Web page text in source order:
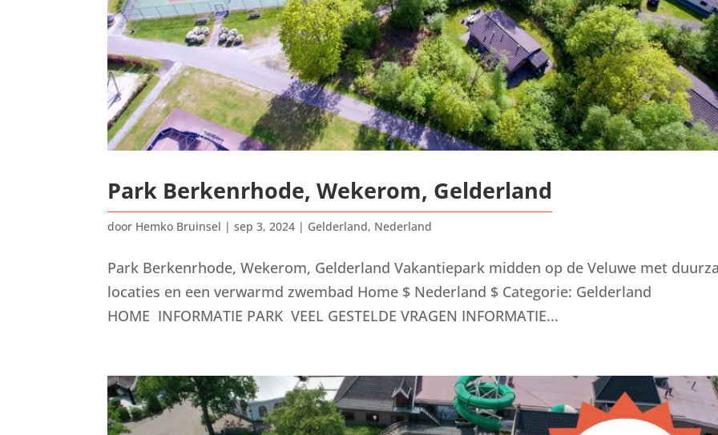
Park Berkenrhode, Wekerom, Gelderland
door Hemko Bruinsel |sep 3, 2024 | Gelderland, Nederland
Park Berkenrhode, Wekerom, Gelderland Vakantiepark midden op de Veluwe met
locaties en een verwarmd zwembad Home $ Nederland $ Categorie: Gelderland
HOME INFORMATIE PARK VEEL GESTELDE VRAGEN INFORMATIE...